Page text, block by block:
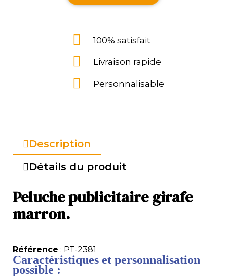
100% satisfait
Livraison rapide
Personnalisable
Description
Détails du produit
Peluche publicitaire girafe
marron.
Référence : PT-2381
Caractéristiques et personnalisation
possible :